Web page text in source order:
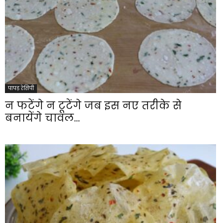
पापड़ रेसिपी
न फटेंगे न टूटेंगे जब इस नए तरीके से
बनायेंगे चावल...